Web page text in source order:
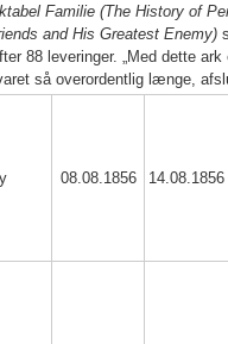
Familie (The History of
and His Greatest Enemy)
88 leveringer. „Med dette
så overordentlig længe,
08.08.1856 14.08.1856